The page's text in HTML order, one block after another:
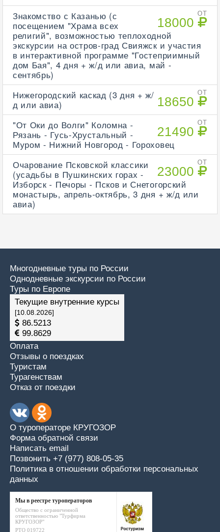
ОТ
18000
Знакомство с Казанью (с
посещением "Храма всех
религий", возможностью теплоходной
экскурсии на остров-град Свияжск и участия
в интерактивной программе "Гостеприимный
дом Бая", 4 дня + ж/д или авиа, май -
сентябрь)
ОТ
18650
Нижегородский каскад (3 дня + ж/
д или авиа)
ОТ
21490
"От Оки до Волги" Коломна -
Рязань - Гусь-Хрустальный -
Муром - Нижний Новгород - Гороховец
ОТ
23000
Очарование Псковской классики
(усадьбы в Пушкинских горах -
Изборск - Печоры - Псков и Снетогорский
монастырь, апрель-октябрь, 3 дня + ж/д или
авиа)
Многодневные туры по России
Однодневные экскурсии по России
Туры по Европе
Текущие внутренние курсы
[10.08.2026]
86.5213
99.8629
Оплата
Отзывы о поездках
Туристам
Турагенствам
Отказ от поездки
О туроператоре КРУГОЗОР
Форма обратной связи
Написать email
Позвонить +7 (977) 808-05-35
Политика в отношении обработки персональных
данных
Мы в реестре туроператоров
Общество с ограниченной
ответственностью "Турфирма
КРУГОЗОР"
РТО 019722